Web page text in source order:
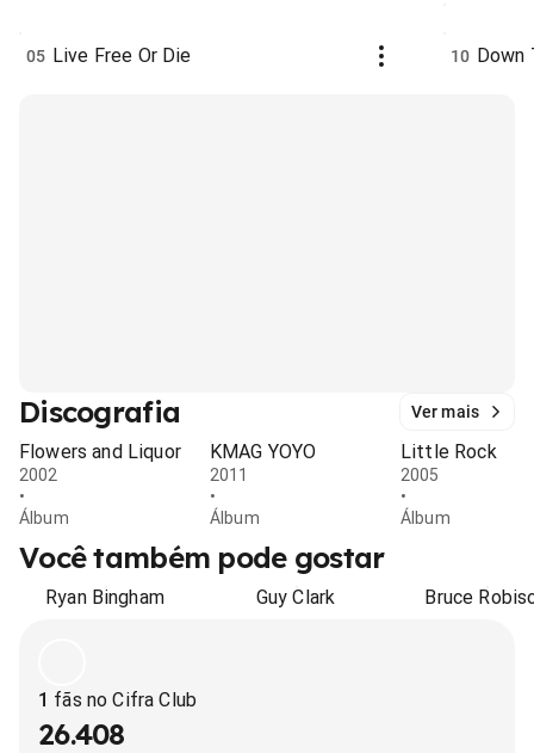
05 Live Free Or Die 10 Down
Discografia Ver mais
Flowers and Liquor
2002
•
Álbum
KMAG YOYO
2011
•
Álbum
Little Rock
2005
•
Álbum
Você também pode gostar
Ryan Bingham Guy Clark Bruce
1 fãs no Cifra Club
26.408